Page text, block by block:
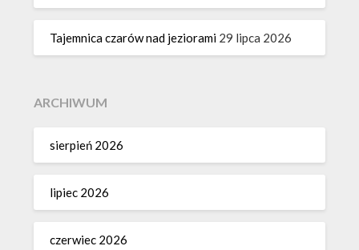
Tajemnica czarów nad jeziorami 29 lipca 2026
ARCHIWUM
sierpień 2026
lipiec 2026
czerwiec 2026